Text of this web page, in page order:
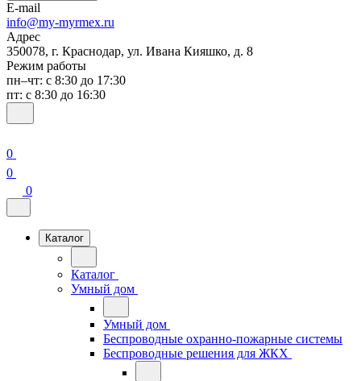
E-mail
info@my-myrmex.ru
Адрес
350078, г. Краснодар, ул. Ивана Кияшко, д. 8
Режим работы
пн–чт: с 8:30 до 17:30
пт: с 8:30 до 16:30
0
0
0
Каталог
Каталог
Умный дом
Умный дом
Беспроводные охранно-пожарные системы
Беспроводные решения для ЖКХ